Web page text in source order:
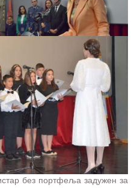
без портфеља задужен за